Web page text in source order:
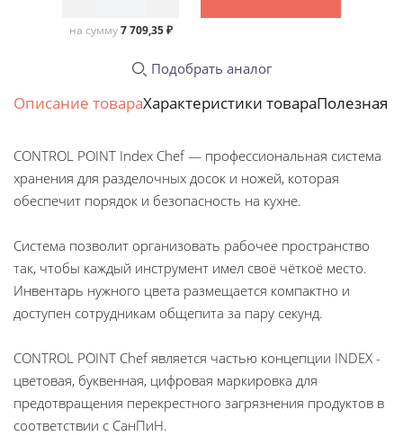
на сумму7 709,35 ₽
Подобрать аналог
Описание товараХарактеристики товараПолезная
CONTROL POINT Index Chef — профессиональная система
хранения для разделочных досок и ножей, которая
обеспечит порядок и безопасность на кухне.
Система позволит организовать рабочее пространство
так, чтобы каждый инструмент имел своё чёткоё место.
Инвентарь нужного цвета размещается компактно и
доступен сотрудникам общепита за пару секунд.
CONTROL POINT Chef является частью концепции INDEX -
цветовая, буквенная, цифровая маркировка для
предотвращения перекрестного загрязнения продуктов в
соответствии с СанПиН.